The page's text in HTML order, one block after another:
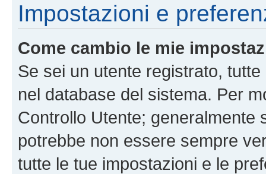
Impostazioni e
Come cambio le mie
Se sei un utente registrato,
nel database del sistema. Per
Controllo Utente; generalmente
potrebbe non essere sempre
tutte le tue impostazioni e le